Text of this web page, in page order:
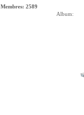
Membres: 2589
Album: